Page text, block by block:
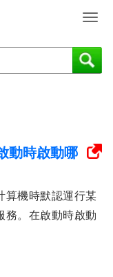
T
g
g
i
t
i
動時啟動哪
算機時默認運行某
務。在啟動時啟動